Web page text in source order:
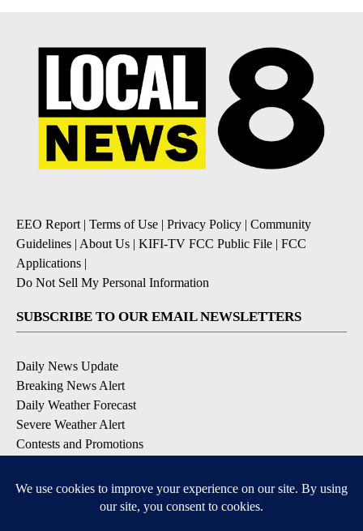
EEO Report| Terms of Use | Privacy Policy | Community
Guidelines | About Us | KIFI-TV FCC Public File | FCC
Applications |
Do Not Sell My Personal Information
SUBSCRIBE TO OUR EMAIL NEWSLETTERS
Daily News Update
Breaking News Alert
Daily Weather Forecast
Severe Weather Alert
Contests and Promotions